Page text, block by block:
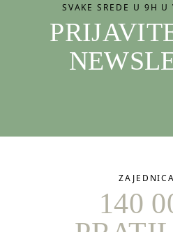
SVAKE SREDE U 9H U
140